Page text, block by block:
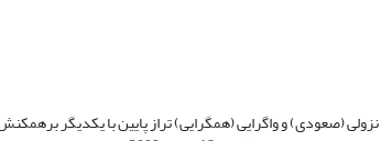
نزولی (صعودی) و واگرایی (همگرایی) تراز پایین با یکدیگر